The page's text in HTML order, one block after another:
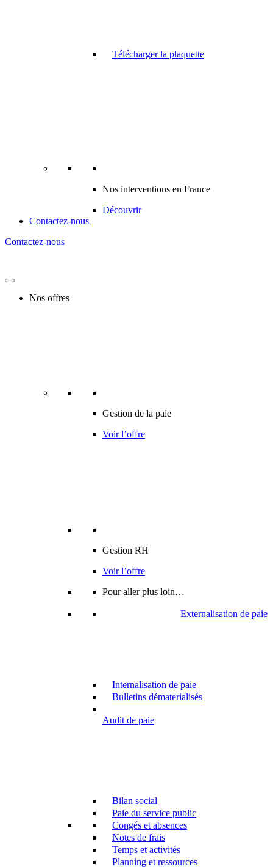
Télécharger la plaquette
Nos interventions en France
Découvrir
Contactez-nous
Contactez-nous
Nos offres
Gestion de la paie
Voir l’offre
Gestion RH
Voir l’offre
Pour aller plus loin…
Externalisation de paie
Internalisation de paie
Bulletins dématerialisés
Audit de paie
Bilan social
Paie du service public
Congés et absences
Notes de frais
Temps et activités
Planning et ressources